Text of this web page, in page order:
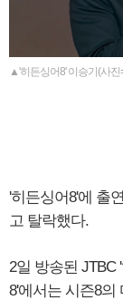
▲'히든싱어8' 이승기(사진
'히든싱어8'에 출
고 탈락했다.
2일 방송된 JTBC
8'에서는 시즌8의